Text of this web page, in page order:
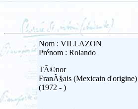
Nom : VILLAZON
Prénom : Rolando
TÃ©nor
FranÃ§ais (Mexicain d'origine)
(1972 - )